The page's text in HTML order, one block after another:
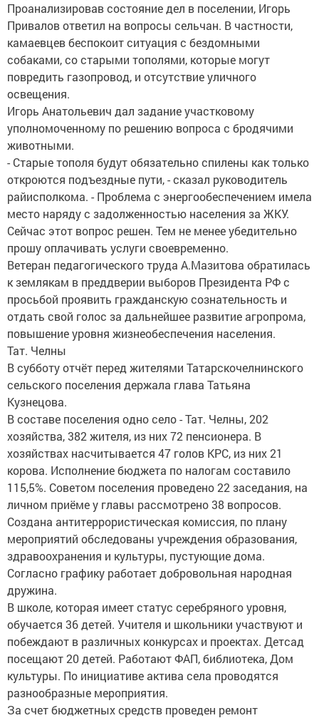
Проанализировав состояние дел в поселении, Игорь
Привалов ответил на вопросы сельчан. В частности,
камаевцев беспокоит ситуация с бездомными
собаками, со старыми тополями, которые могут
повредить газопровод, и отсутствие уличного
освещения.
Игорь Анатольевич дал задание участковому
уполномоченному по решению вопроса с бродячими
животными.
- Старые тополя будут обязательно спилены как только
откроются подъездные пути, - сказал руководитель
райисполкома. - Проблема с энергообеспечением имела
место наряду с задолженностью населения за ЖКУ.
Сейчас этот вопрос решен. Тем не менее убедительно
прошу оплачивать услуги своевременно.
Ветеран педагогического труда А.Мазитова обратилась
к землякам в преддверии выборов Президента РФ с
просьбой проявить гражданскую сознательность и
отдать свой голос за дальнейшее развитие агропрома,
повышение уровня жизнеобеспечения населения.
Тат. Челны
В субботу отчёт перед жителями Татарскочелнинского
сельского поселения держала глава Татьяна
Кузнецова.
В составе поселения одно село - Тат. Челны, 202
хозяйства, 382 жителя, из них 72 пенсионера. В
хозяйствах насчитывается 47 голов КРС, из них 21
корова. Исполнение бюджета по налогам составило
115,5%. Советом поселения проведено 22 заседания, на
личном приёме у главы рассмотрено 38 вопросов.
Создана антитеррористическая комиссия, по плану
мероприятий обследованы учреждения образования,
здравоохранения и культуры, пустующие дома.
Согласно графику работает добровольная народная
дружина.
В школе, которая имеет статус серебряного уровня,
обучается 36 детей. Учителя и школьники участвуют и
побеждают в различных конкурсах и проектах. Детсад
посещают 20 детей. Работают ФАП, библиотека, Дом
культуры. По инициативе актива села проводятся
разнообразные мероприятия.
За счет бюджетных средств проведен ремонт